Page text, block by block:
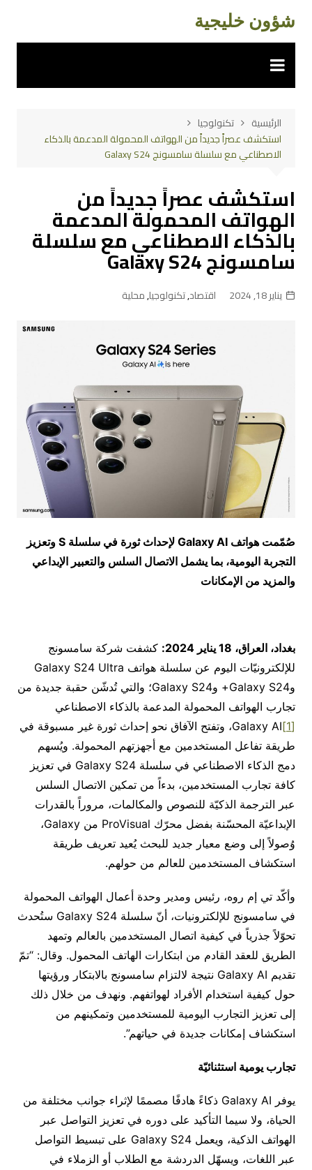
شؤون خليجية
الرئيسية
تكنولوجيا
استكشف عصراً جديداً من الهواتف المحمولة المدعمة بالذكاء
الاصطناعي مع سلسلة سامسونج Galaxy S24
استكشف عصراً جديداً من
الهواتف المحمولة المدعمة
بالذكاء الاصطناعي مع سلسلة
سامسونج Galaxy S24
يناير 18, 2024 اقتصاد,تكنولوجيا,محلية
صُمّمت هواتفGalaxy AI لإحداث ثورة في سلسلةSوتعزيز
التجربة اليومية، بما يشمل الاتصال السلس والتعبير الإبداعي
والمزيد من الإمكانات
بغداد، العراق،18 يناير 2024:
كشفت شركة سامسونج
للإلكترونيّات اليوم عن سلسلة هواتف Galaxy S24 Ultra
وGalaxy S24+ وGalaxy S24؛ والتي تُدشّن حقبة جديدة من
تجارب الهواتف المحمولة المدعمة بالذكاء الاصطناعي
Galaxy AI، وتفتح الآفاق نحو إحداث ثورة غير مسبوقة في
طريقة تفاعل المستخدمين مع أجهزتهم المحمولة. ويُسهم
دمج الذكاء الاصطناعي في سلسلة Galaxy S24 في تعزيز
كافة تجارب المستخدمين، بدءاً من تمكين الاتصال السلس
عبر الترجمة الذكيّة للنصوص والمكالمات، مروراً بالقدرات
الإبداعيّة المحسّنة بفضل محرّك ProVisual من Galaxy،
وُصولاً إلى وضع معيار جديد للبحث يُعيد تعريف طريقة
استكشاف المستخدمين للعالم من حولهم.
وأكّد تي إم روه، رئيس ومدير وحدة أعمال الهواتف المحمولة
في سامسونج للإلكترونيات، أنّ سلسلة Galaxy S24 ستُحدث
تحوّلاً جذرياً في كيفية اتصال المستخدمين بالعالم وتمهد
الطريق للعقد القادم من ابتكارات الهاتف المحمول. وقال: “تمّ
تقديم Galaxy AI نتيجة لالتزام سامسونج بالابتكار ورؤيتها
حول كيفية استخدام الأفراد لهواتفهم. ونهدف من خلال ذلك
إلى تعزيز التجارب اليومية للمستخدمين وتمكينهم من
استكشاف إمكانات جديدة في حياتهم”.
تجارب يوميةاستثنائيّة
يوفر Galaxy AI ذكاءً هادفًا مصممًا لإثراء جوانب مختلفة من
الحياة، ولا سيما التأكيد على دوره في تعزيز التواصل عبر
الهواتف الذكية، ويعمل Galaxy S24 على تبسيط التواصل
عبر اللغات، ويسهّل الدردشة مع الطلاب أو الزملاء في